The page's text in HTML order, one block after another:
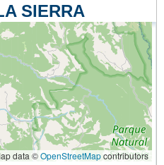
SIERRA
data ©OpenStreetMapcontributors